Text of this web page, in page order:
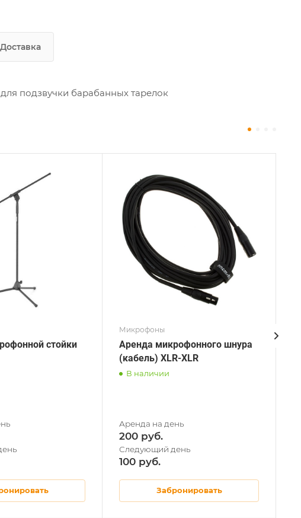
Доставка
подзвучки барабанных тарелок
стойки
Микрофоны
Аренда микрофонного шнура
(кабель) XLR-XLR
В наличии
200
100
Забронировать